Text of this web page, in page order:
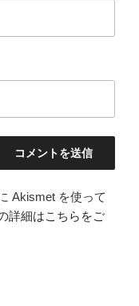
Akismet を使って
詳細はこちらをご